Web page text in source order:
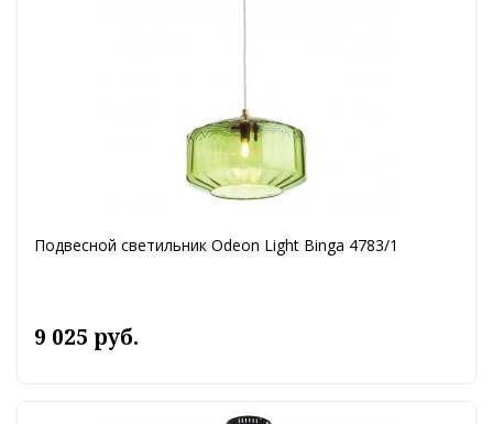
Подвесной светильник Odeon Light Binga 4783/1
9 025 руб.